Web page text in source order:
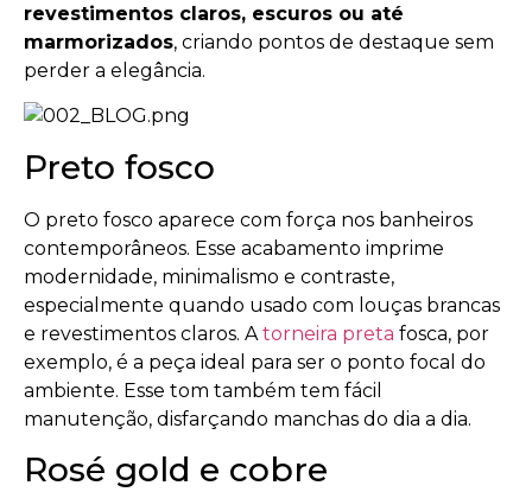
revestimentos claros, escuros ou até
marmorizados, criando pontos de destaque sem
perder a elegância.
Preto fosco
O preto fosco aparece com força nos banheiros
contemporâneos. Esse acabamento imprime
modernidade, minimalismo e contraste,
especialmente quando usado com louças brancas
e revestimentos claros. A torneira preta fosca, por
exemplo, é a peça ideal para ser o ponto focal do
ambiente. Esse tom também tem fácil
manutenção, disfarçando manchas do dia a dia.
Rosé gold e cobre